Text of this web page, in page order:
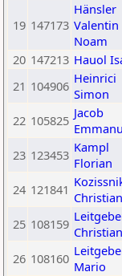
19 147173
Hänsler
Valentin
Noam
20 147213 Hauol
21 104906 Heinrici
Simon
22 105825 Jacob
23 123453 Kampl
Florian
24 121841 Christian
25 108159 Christian
26 108160 Mario